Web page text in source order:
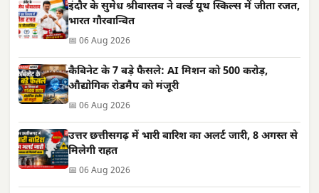
इंदौर के सुमेध श्रीवास्तव ने वर्ल्ड यूथ स्किल्स में जीता रजत,
भारत गौरवान्वित
📅 06 Aug 2026
कैबिनेट के 7 बड़े फैसले: AI मिशन को 500 करोड़,
औद्योगिक रोडमैप को मंजूरी
📅 06 Aug 2026
उत्तर छत्तीसगढ़ में भारी बारिश का अलर्ट जारी, 8 अगस्त से
मिलेगी राहत
📅 06 Aug 2026